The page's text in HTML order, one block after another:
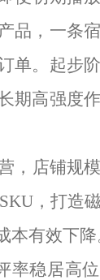
品，一条
单。起步
期高强度
，店铺规
，打造
本有效下降
率稳居高